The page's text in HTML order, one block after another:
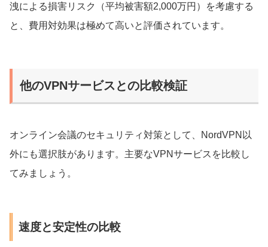
洩による損害リスク（平均被害額2,000万円）を考慮する
と、費用対効果は極めて高いと評価されています。
他のVPNサービスとの比較検証
オンライン会議のセキュリティ対策として、NordVPN以
外にも選択肢があります。主要なVPNサービスを比較し
てみましょう。
速度と安定性の比較